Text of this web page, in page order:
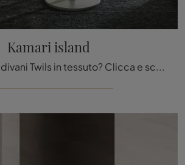
Kamari island
Cerchi salotti e divani Twils in tessuto? Clicca e scopri di più sul modello Kamari island per spazi design.